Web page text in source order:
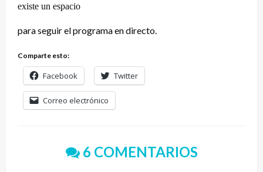
existe un espacio
para seguir el programa en directo.
Comparte esto:
Facebook Twitter
Correo electrónico
6 COMENTARIOS